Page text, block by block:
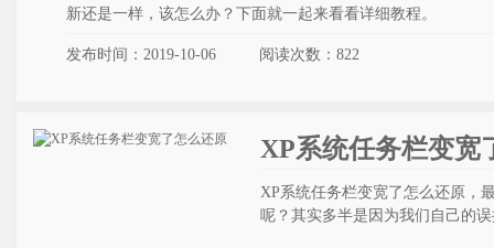
新还是一样，该怎么办？下面就一起来看看详细教程。
发布时间：2019-10-06 阅读次数： 822
XP系统任务栏变宽
XP系统任务栏变宽了怎么还原，
呢？其实多半是因为我们自己的